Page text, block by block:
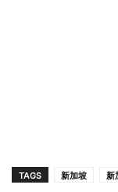
TAGS 新加坡 新